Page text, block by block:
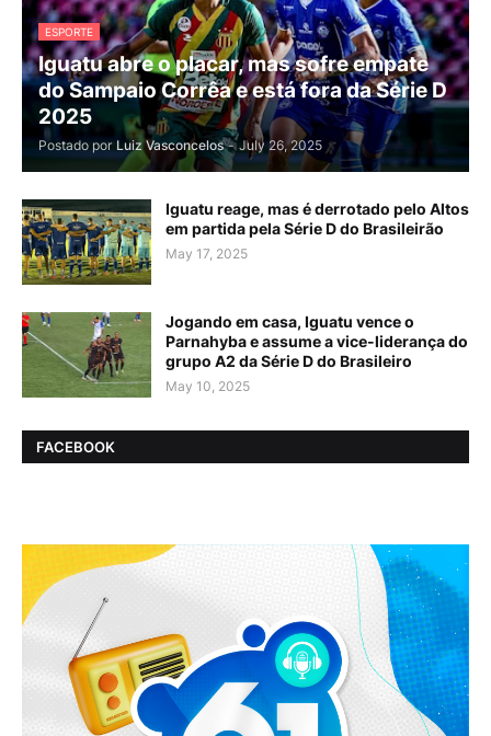
ESPORTE
Iguatu abre o placar, mas sofre empate
do Sampaio Corrêa e está fora da Série D
2025
Postado por Luiz Vasconcelos - July 26, 2025
Iguatu reage, mas é derrotado pelo Altos
em partida pela Série D do Brasileirão
May 17, 2025
Jogando em casa, Iguatu vence o
Parnahyba e assume a vice-liderança do
grupo A2 da Série D do Brasileiro
May 10, 2025
FACEBOOK